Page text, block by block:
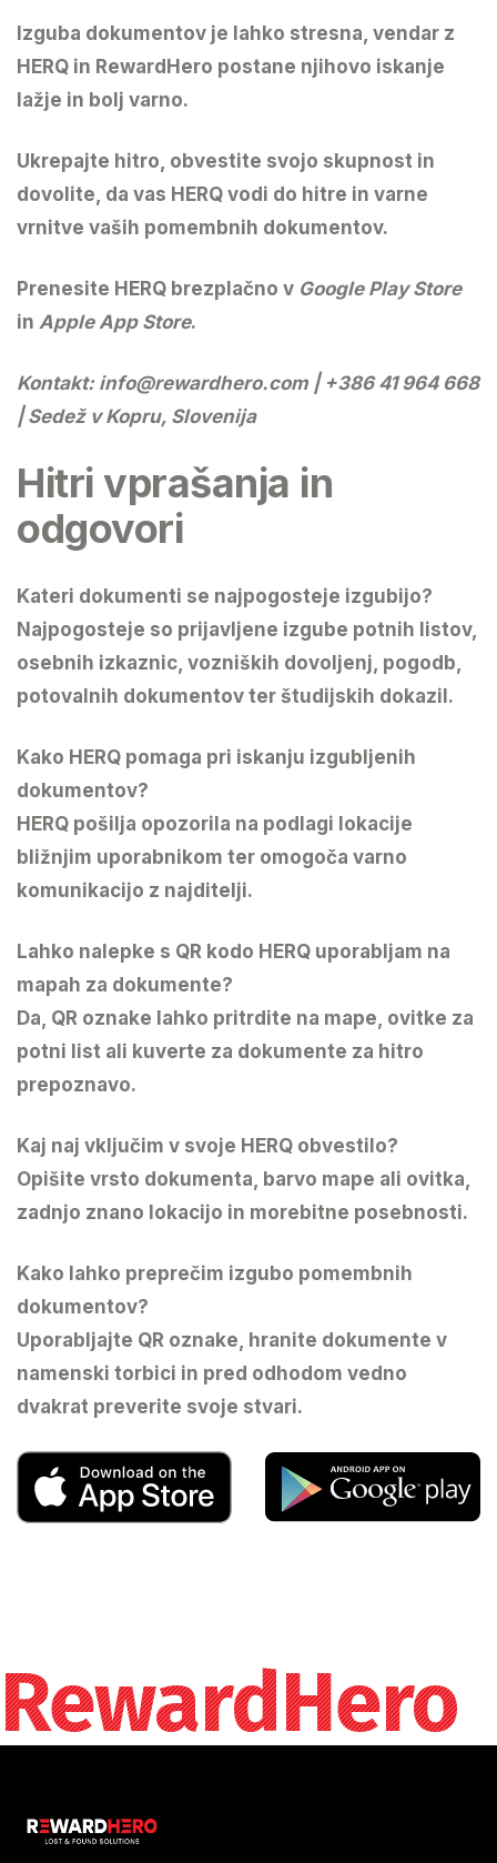
Izguba dokumentov je lahko stresna, vendar z
HERQ in RewardHero postane njihovo iskanje
lažje in bolj varno.
Ukrepajte hitro, obvestite svojo skupnost in
dovolite, da vas HERQ vodi do hitre in varne
vrnitve vaših pomembnih dokumentov.
Prenesite HERQ brezplačno v Google Play Store
in Apple App Store.
Kontakt: info@rewardhero.com | +386 41 964 668
| Sedež v Kopru, Slovenija
Hitri vprašanja in
odgovori
Kateri dokumenti se najpogosteje izgubijo?
Najpogosteje so prijavljene izgube potnih listov,
osebnih izkaznic, vozniških dovoljenj, pogodb,
potovalnih dokumentov ter študijskih dokazil.
Kako HERQ pomaga pri iskanju izgubljenih
dokumentov?
HERQ pošilja opozorila na podlagi lokacije
bližnjim uporabnikom ter omogoča varno
komunikacijo z najditelji.
Lahko nalepke s QR kodo HERQ uporabljam na
mapah za dokumente?
Da, QR oznake lahko pritrdite na mape, ovitke za
potni list ali kuverte za dokumente za hitro
prepoznavo.
Kaj naj vključim v svoje HERQ obvestilo?
Opišite vrsto dokumenta, barvo mape ali ovitka,
zadnjo znano lokacijo in morebitne posebnosti.
Kako lahko preprečim izgubo pomembnih
dokumentov?
Uporabljajte QR oznake, hranite dokumente v
namenski torbici in pred odhodom vedno
dvakrat preverite svoje stvari.
RewardHero